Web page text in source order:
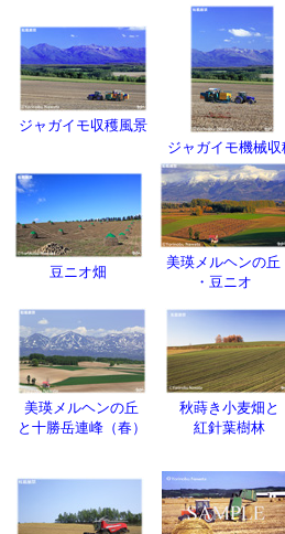
ジャガイモ収穫風景
ジャガイモ機械収
豆ニオ畑
美瑛メルヘンの丘
・豆ニオ
美瑛メルヘンの丘
と十勝岳連峰（春）
秋蒔き小麦畑と
紅針葉樹林